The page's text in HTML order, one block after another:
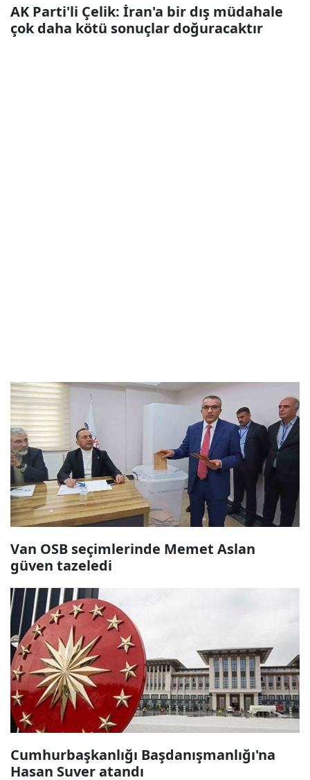
AK Parti'li Çelik: İran'a bir dış müdahale
çok daha kötü sonuçlar doğuracaktır
Van OSB seçimlerinde Memet Aslan
güven tazeledi
Cumhurbaşkanlığı Başdanışmanlığı'na
Hasan Suver atandı